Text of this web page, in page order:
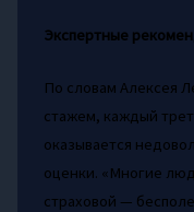
Экспертные
По словам Алексея
стажем, каждый
оказывается
оценки. «Многие
страховой —